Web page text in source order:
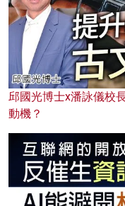
邱國光博士x潘詠儀校
動機？